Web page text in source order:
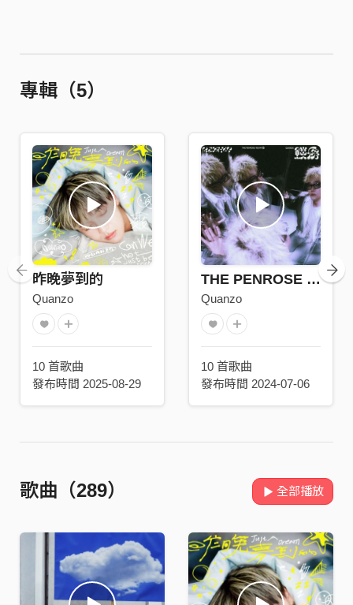
專輯（5）
昨晚夢到的
Quanzo
10 首歌曲
發布時間 2025-08-29
THE PENROSE ROOM 鏡房
Quanzo
10 首歌曲
發布時間 2024-07-06
歌曲（289） 全部播放